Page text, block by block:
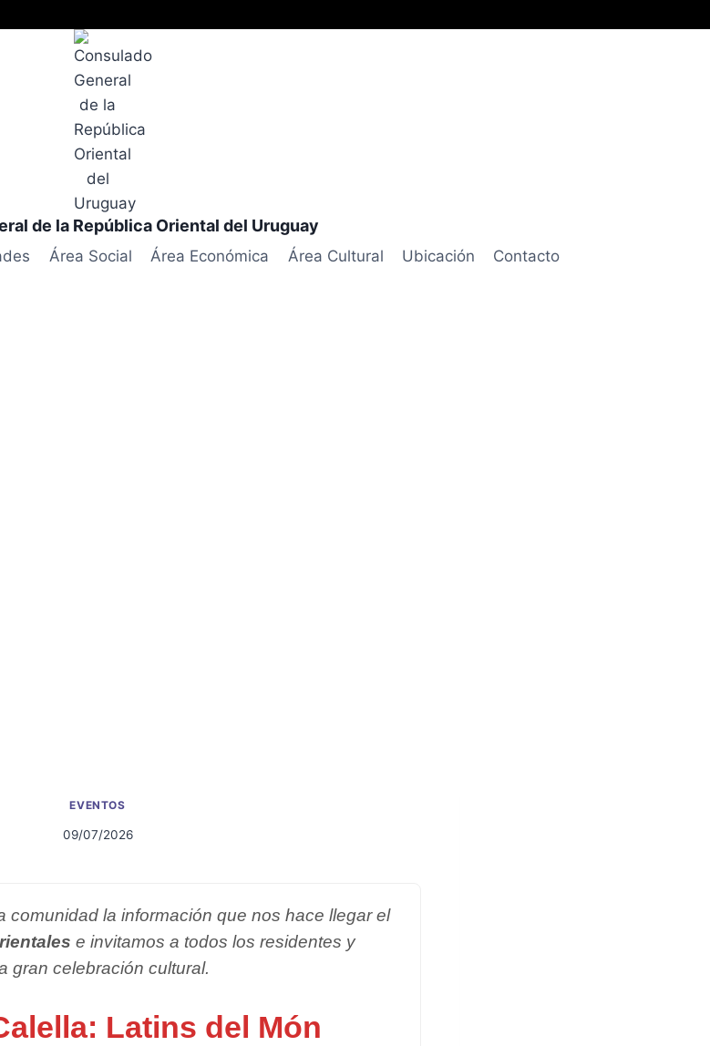
de la República Oriental del Uruguay
Área Social Área Económica Área Cultural Ubicación Contacto
EVENTOS
09/07/2026
comunidad la información que nos hace llegar el
e invitamos a todos los residentes y
gran celebración cultural.
Latins del Món